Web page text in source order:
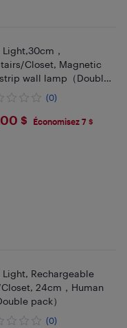
，
Closet, Magnetic
wall lamp（Double
(0)
$ Économisez 7 $
Rechargeable
24cm，Human
pack）
(0)